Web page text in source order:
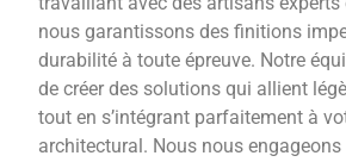
nous garantissons des finitions
durabilité à toute épreuve. Notre
de créer des solutions qui allient
tout en s’intégrant parfaitement à
architectural. Nous nous